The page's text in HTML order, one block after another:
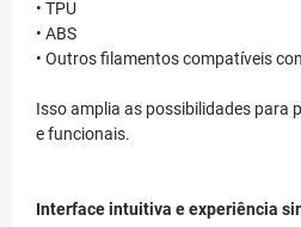
• TPU
• ABS
• Outros filamentos compatíveis
Isso amplia as possibilidades para
e funcionais.
Interface intuitiva e experiência